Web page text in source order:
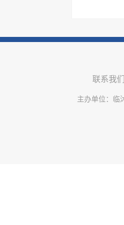
联系我
主办单位：临